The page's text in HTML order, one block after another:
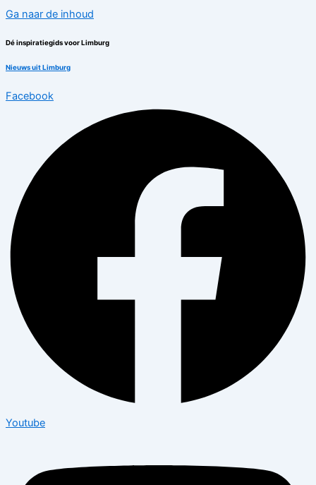
Ga naar de inhoud
Dé inspiratiegids voor Limburg
Nieuws uit Limburg
Facebook
Youtube